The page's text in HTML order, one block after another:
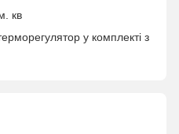
кв
у комплекті з